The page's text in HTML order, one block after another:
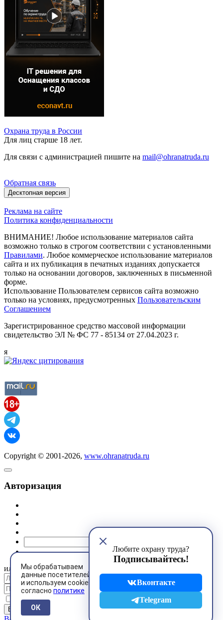
Мы обрабатываем
данные посетителей
и используем cookies
согласно политике
ОК
Любите охрану труда?
Подписывайтесь!
Вконтакте
Telegram
Охрана труда в России
Для лиц старше 18 лет.
Для связи с администрацией пишите на mail@ohranatruda.ru
Обратная связь
Десктопная версия
Реклама на сайте
Политика конфиденциальности
ВНИМАНИЕ! Любое использование материалов сайта
возможно только в строгом соответствии с установленными
Правилами. Любое коммерческое использование материалов
сайта и их публикация в печатных изданиях допускается
только на основании договоров, заключенных в письменной
форме.
Использование Пользователем сервисов сайта возможно
только на условиях, предусмотренных Пользовательским
Соглашением
Зарегистрированное средство массовой информации
свидетельство ЭЛ № ФС 77 - 85134 от 27.04.2023 г.
я
Copyright © 2001-2026, www.ohranatruda.ru
Авторизация
или
Запомнить меня